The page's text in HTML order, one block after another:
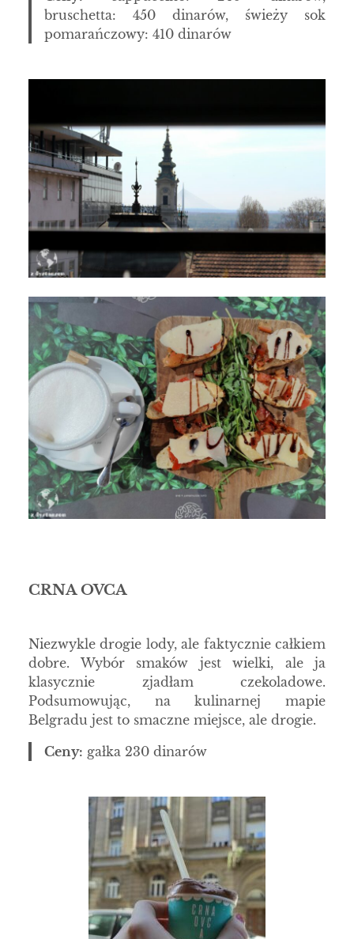
bruschetta: 450 dinarów, świeży sok
pomarańczowy: 410 dinarów
CRNA OVCA
Niezwykle drogie lody, ale faktycznie całkiem
dobre. Wybór smaków jest wielki, ale ja
klasycznie zjadłam czekoladowe.
Podsumowując, na kulinarnej mapie
Belgradu jest to smaczne miejsce, ale drogie.
Ceny: gałka 230 dinarów